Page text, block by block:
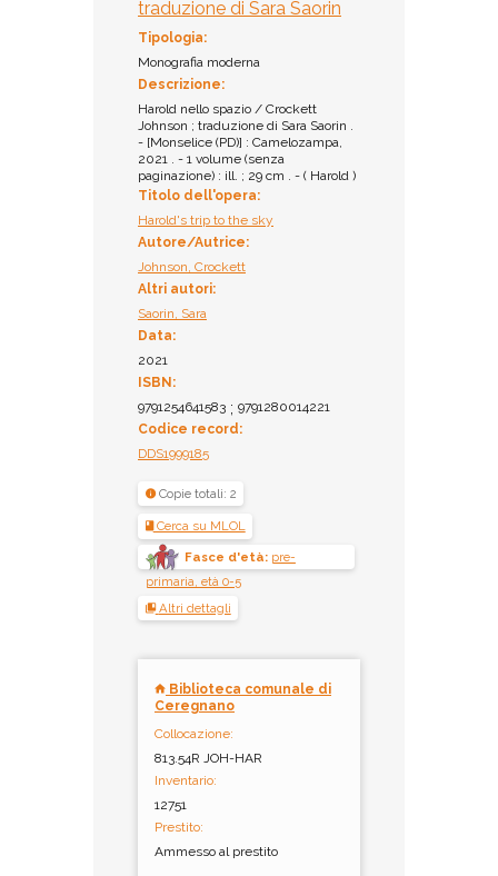
traduzione di Sara Saorin
Tipologia:
Monografia moderna
Descrizione:
Harold nello spazio / Crockett
Johnson ; traduzione di Sara Saorin .
- [Monselice (PD)] : Camelozampa,
2021 . - 1 volume (senza
paginazione) : ill. ; 29 cm . - ( Harold )
Titolo dell'opera:
Harold's trip to the sky
Autore/Autrice:
Johnson, Crockett
Altri autori:
Saorin, Sara
Data:
2021
ISBN:
9791254641583 ; 9791280014221
Codice record:
DDS1999185
Copie totali: 2
Cerca su MLOL
Fasce d'età: pre-
primaria, età 0-5
Altri dettagli
Biblioteca comunale di
Ceregnano
Collocazione:
813.54R JOH-HAR
Inventario:
12751
Prestito:
Ammesso al prestito